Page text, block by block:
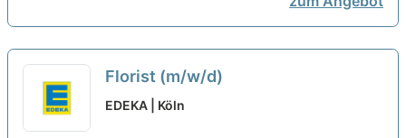
Florist (m/w/d)
EDEKA | Köln